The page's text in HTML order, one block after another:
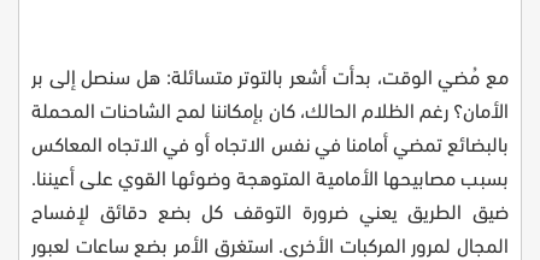
مع مُضي الوقت، بدأت أشعر بالتوتر متسائلة: هل سنصل إلى بر
الأمان؟ رغم الظلام الحالك، كان بإمكاننا لمح الشاحنات المحملة
بالبضائع تمضي أمامنا في نفس الاتجاه أو في الاتجاه المعاكس
بسبب مصابيحها الأمامية المتوهجة وضوئها القوي على أعيننا.
ضيق الطريق يعني ضرورة التوقف كل بضع دقائق لإفساح
المجال لمرور المركبات الأخرى. استغرق الأمر بضع ساعات لعبور